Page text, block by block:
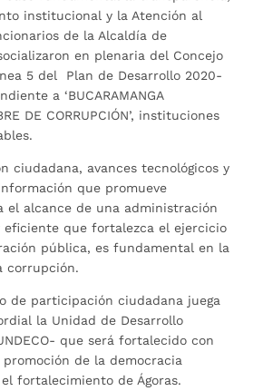
institucional y la Atención al
de la Alcaldía de
en plenaria del Concejo
5 del Plan de Desarrollo 2020-
a ‘BUCARAMANGA
DE CORRUPCIÓN’, instituciones
ciudadana, avances tecnológicos y
que promueve
el alcance de una administración
eficiente que fortalezca el ejercicio
pública, es fundamental en la
corrupción.
de participación ciudadana juega
la Unidad de Desarrollo
que será fortalecido con
de la democracia
fortalecimiento de Ágoras.